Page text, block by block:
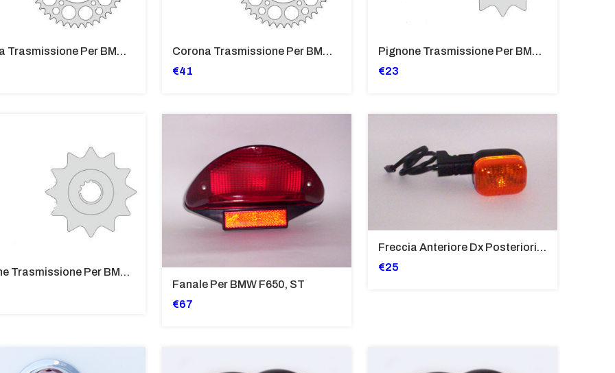
Corona Trasmissione Per BMW F650, GS
Corona Trasmissione Per BMW F650, GS
€41
Pignone Trasmissione Per BMW F650, GS, G650 X
€23
Pignone Trasmissione Per BMW F650, GS, G650 X
Fanale Per BMW F650, ST
€67
Freccia Anteriore Dx Posteriori Sx Per BMW F650 ST, GS Dakar- BW454
€25